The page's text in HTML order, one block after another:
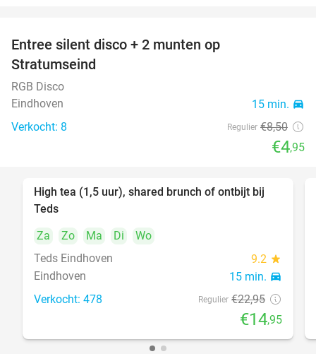
Entree silent disco + 2 munten op
Stratumseind
RGB Disco
Eindhoven
15 min. directions_car
Verkocht: 8 Regulier €8,50
€4,95
35%
High tea (1,5 uur), shared brunch of ontbijt bij
Teds
Za
Zo Ma Di
Wo
Teds Eindhoven
9.2 star
Eindhoven 15 min. directions_car
Verkocht: 478 Regulier €22,95
€14,95